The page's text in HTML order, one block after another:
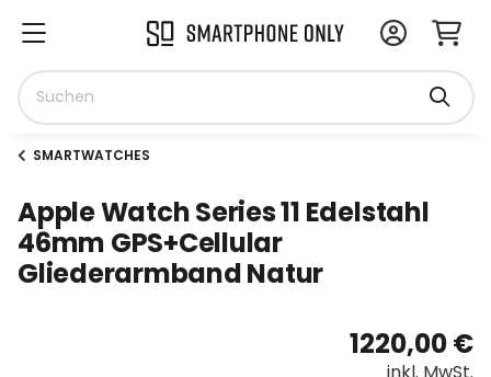
SMARTWATCHES
Apple Watch Series 11 Edelstahl
46mm GPS+Cellular
Gliederarmband Natur
1220,00 €